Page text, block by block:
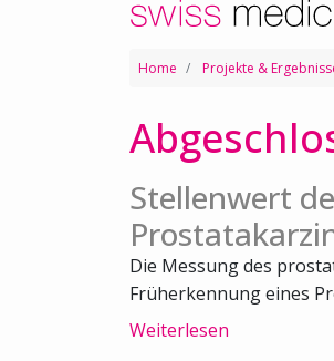
Home Projekte &
Stellenwert
Die Messung des
Früherkennung eines
Weiterlesen